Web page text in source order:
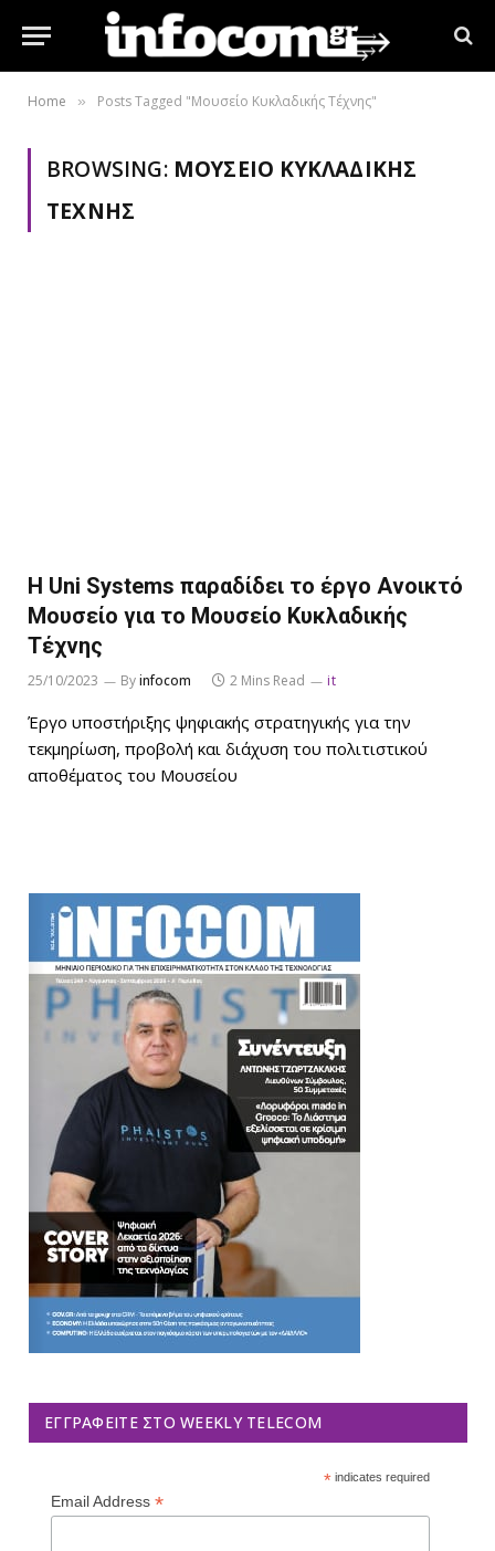
Home » Posts Tagged "Μουσείο Κυκλαδικής Τέχνης"
BROWSING: ΜΟΥΣΕΊΟ ΚΥΚΛΑΔΙΚΉΣ
ΤΈΧΝΗΣ
Η Uni Systems παραδίδει το έργο Ανοικτό
Μουσείο για το Μουσείο Κυκλαδικής
Τέχνης
25/10/2023 Byinfocom 2 Mins Read it
Έργο υποστήριξης ψηφιακής στρατηγικής για την
τεκμηρίωση, προβολή και διάχυση του πολιτιστικού
αποθέματος του Μουσείου
ΕΓΓΡΑΦΕΊΤΕ ΣΤΟ WEEKLY TELECOM
*indicates required
Email Address *